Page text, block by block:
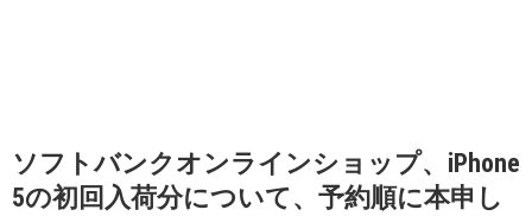
ソフトバンクオンラインショップ、iPhone
5の初回入荷分について、予約順に本申し